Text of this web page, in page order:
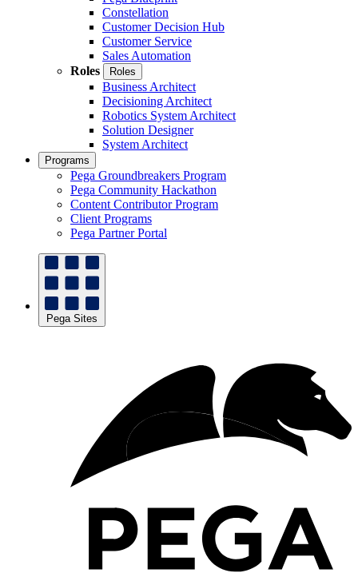
Constellation
Customer Decision Hub
Customer Service
Sales Automation
Roles
Roles
Business Architect
Decisioning Architect
Robotics System Architect
Solution Designer
System Architect
Programs
Pega Groundbreakers Program
Pega Community Hackathon
Content Contributor Program
Client Programs
Pega Partner Portal
Pega Sites